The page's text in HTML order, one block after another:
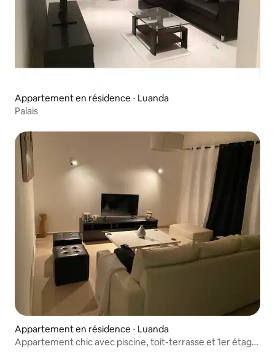
Appartement en résidence ⋅ Luanda
Palais
Appartement en résidence ⋅ Luanda
Appartement chic avec piscine, toit-terrasse et 1er étage